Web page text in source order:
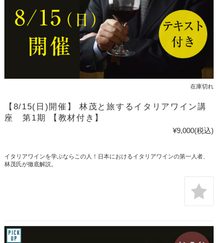
在庫切れ
【8/15(日)開催】 林茂と旅するイタリアワイン講
座 第1期 【教材付き】
¥9,000(税込)
イタリアワインを学ぶならこの人！日本におけるイタリアワインの第一人者、
林茂氏が徹底解説。